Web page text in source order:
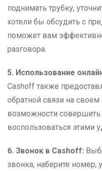
поднимать трубку,
хотели бы обсудить с
поможет вам
разговора.
5. Использование
Cashoff также
обратной связи на своем
возможности
воспользоваться этими
6. Звонок в Cashoff:
звонка, наберите